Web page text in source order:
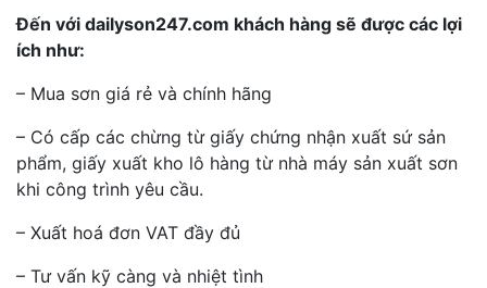
Đến với dailyson247.com khách hàng sẽ được các lợi
ích như:
– Mua sơn giá rẻ và chính hãng
– Có cấp các chừng từ giấy chứng nhận xuất sứ sản
phẩm, giấy xuất kho lô hàng từ nhà máy sản xuất sơn
khi công trình yêu cầu.
– Xuất hoá đơn VAT đầy đủ
– Tư vấn kỹ càng và nhiệt tình